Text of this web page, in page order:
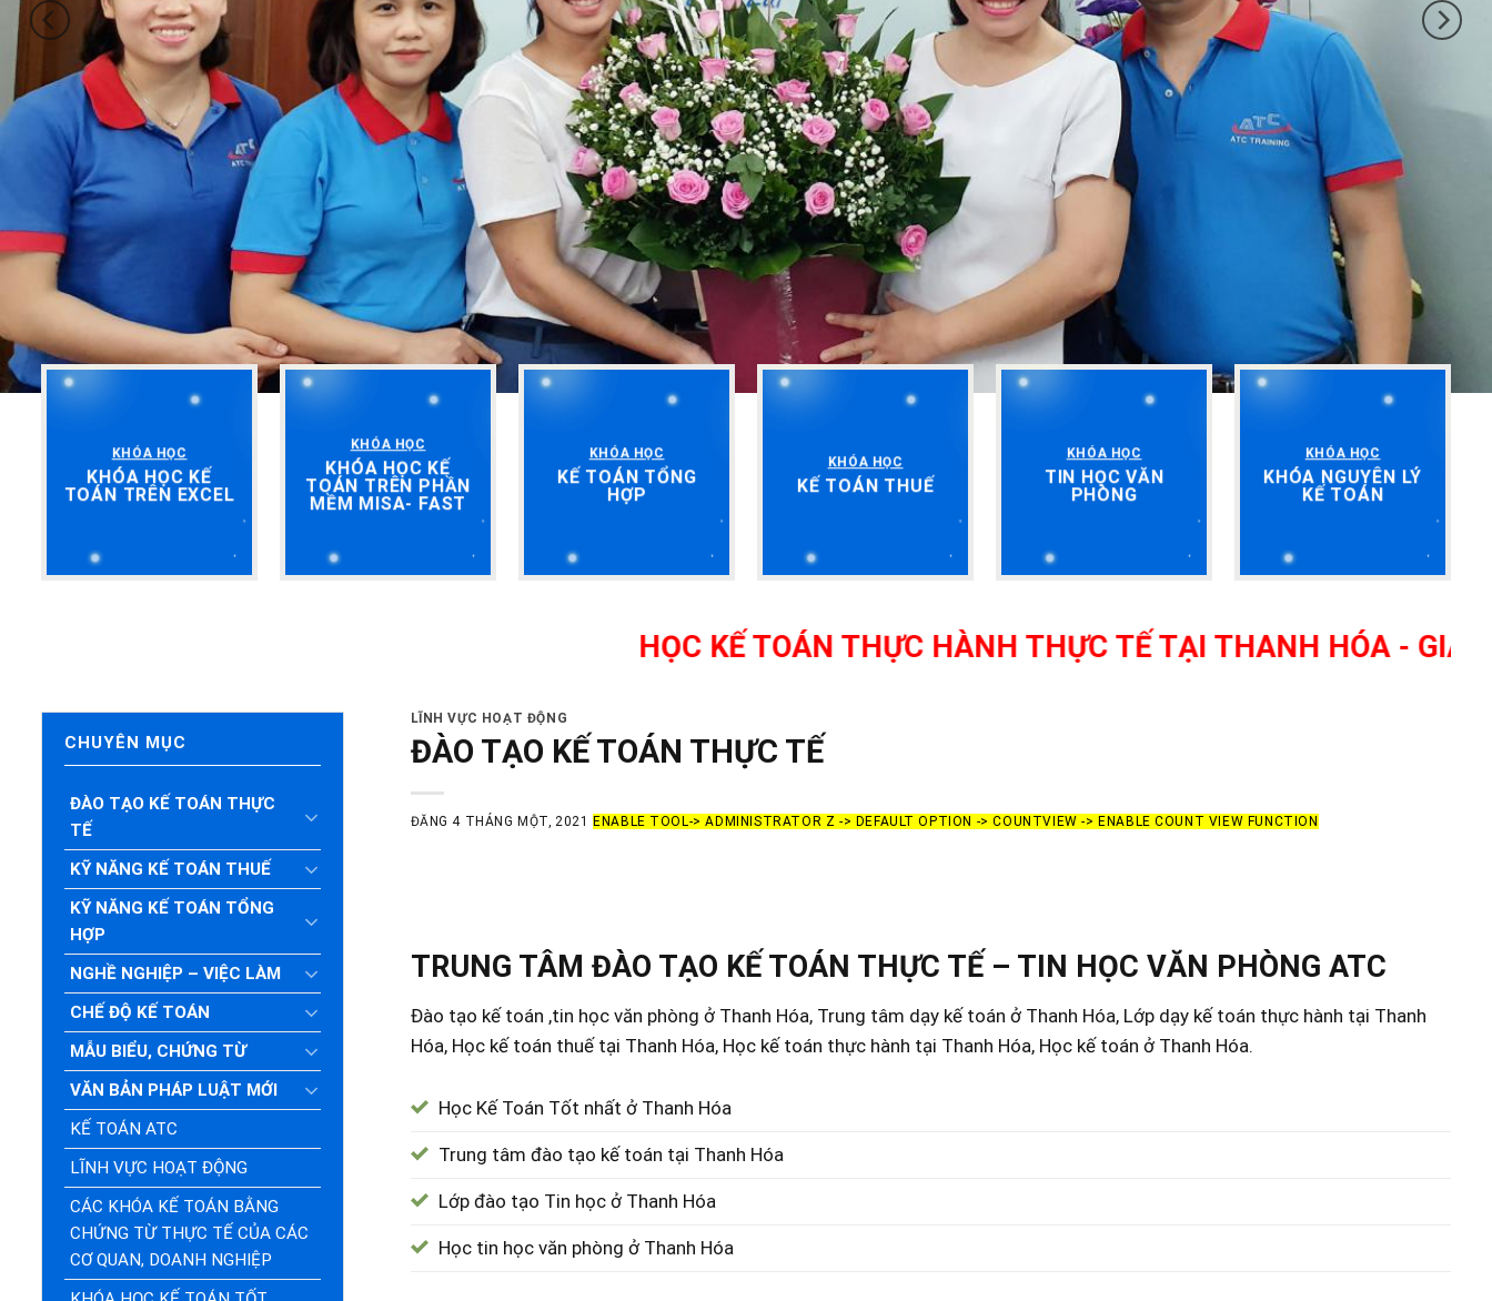
KHÓA HỌC
KHÓA HỌC KẾ
TOÁN TRÊN EXCEL
KHÓA HỌC
KHÓA HỌC KẾ
TOÁN TRÊN PHẦN
MỀM MISA- FAST
KHÓA HỌC
KẾ TOÁN TỔNG
HỢP
KHÓA HỌC
KẾ TOÁN THUẾ
KHÓA HỌC
TIN HỌC VĂN
PHÒNG
KHÓA HỌC
KHÓA NGUYÊN LÝ
KẾ TOÁN
HỌC KẾ TOÁN THỰC HÀNH THỰC TẾ TẠI THANH HÓA - GIÁO
CHUYÊN MỤC
ĐÀO TẠO KẾ TOÁN THỰC
TẾ
KỸ NĂNG KẾ TOÁN THUẾ
KỸ NĂNG KẾ TOÁN TỔNG
HỢP
NGHỀ NGHIỆP – VIỆC LÀM
CHẾ ĐỘ KẾ TOÁN
MẪU BIỂU, CHỨNG TỪ
VĂN BẢN PHÁP LUẬT MỚI
KẾ TOÁN ATC
LĨNH VỰC HOẠT ĐỘNG
CÁC KHÓA KẾ TOÁN BẰNG
CHỨNG TỪ THỰC TẾ CỦA CÁC
CƠ QUAN, DOANH NGHIỆP
LĨNH VỰC HOẠT ĐỘNG
ĐÀO TẠO KẾ TOÁN THỰC TẾ
ĐĂNG 4 THÁNG MỘT, 2021 ENABLE TOOL-> ADMINISTRATOR Z -> DEFAULT OPTION -> COUNTVIEW -> ENABLE COUNT VIEW FUNCTION
TRUNG TÂM ĐÀO TẠO KẾ TOÁN THỰC TẾ – TIN HỌC VĂN PHÒNG ATC
Đào tạo kế toán ,tin học văn phòng ở Thanh Hóa, Trung tâm dạy kế toán ở Thanh Hóa, Lớp dạy kế toán thực hành tại Thanh
Hóa, Học kế toán thuế tại Thanh Hóa, Học kế toán thực hành tại Thanh Hóa, Học kế toán ở Thanh Hóa.
Học Kế Toán Tốt nhất ở Thanh Hóa
Trung tâm đào tạo kế toán tại Thanh Hóa
Lớp đào tạo Tin học ở Thanh Hóa
Học tin học văn phòng ở Thanh Hóa